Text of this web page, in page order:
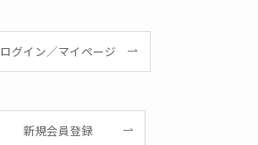
ログイン／マイページ
新規会員登録